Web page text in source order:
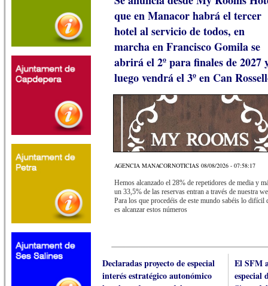
que en Manacor habrá el tercer
hotel al servicio de todos, en
marcha en Francisco Gomila se
abrirá el 2º para finales de 2027
luego vendrá el 3º en Can
AGENCIA MANACORNOTICIAS 08/08/2026 - 07:58:17
Hemos alcanzado el 28% de repetidores de media y
un 33,5% de las reservas entran a través de nuestra
Para los que procedéis de este mundo sabéis lo difícil
es alcanzar estos números
Declaradas proyecto de especial
interés estratégico autonómico
El SFM
especial